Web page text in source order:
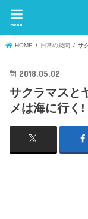
menu
HOME 日常の疑問 サ
2018.05.02
サクラマスと
メは海に行く!